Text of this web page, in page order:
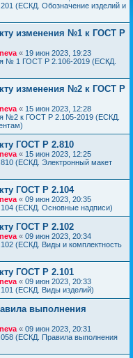
(ЕСКД. Обозначение изделий и
изменения №1 к ГОСТ Р
« 19 июн 2023, 19:23
№ 1 ГОСТ Р 2.106-2019 (ЕСКД.
изменения №2 к ГОСТ Р
« 15 июн 2023, 12:28
№2 к ГОСТ Р 2.105-2019 (ЕСКД.
ГОСТ Р 2.810
« 15 июн 2023, 12:25
(ЕСКД. Электронный макет
ГОСТ Р 2.104
« 09 июн 2023, 20:35
(ЕСКД. Основные надписи)
ГОСТ Р 2.102
« 09 июн 2023, 20:34
(ЕСКД. Виды и комплектность
ГОСТ Р 2.101
« 09 июн 2023, 20:33
(ЕСКД. Виды изделий)
выполнения
« 09 июн 2023, 20:31
(ЕСКД. Правила выполнения